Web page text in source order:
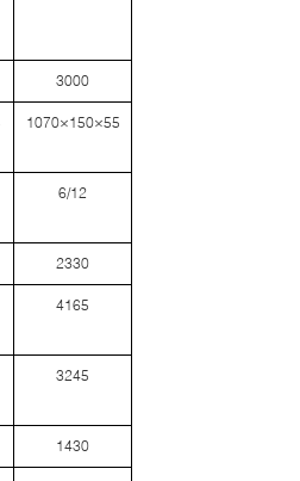
3000
1070×150×55
6/12
2330
4165
3245
1430